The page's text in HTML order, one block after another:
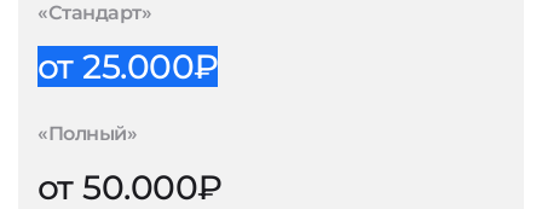
«Стандарт»
от 25.000₽
«Полный»
от 50.000₽